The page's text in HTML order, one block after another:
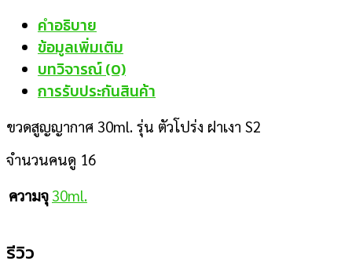
คำอธิบาย
ข้อมูลเพิ่มเติม
บทวิจารณ์ (0)
การรับประกันสินค้า
ขวดสูญญากาศ 30ml. รุ่น ตัวโปร่ง ฝาเงา S2
จำนวนคนดู 16
ความจุ 30ml.
รีวิว